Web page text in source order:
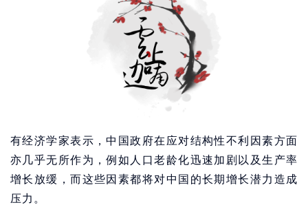
有经济学家表示，中国政府在应对结构性不利因素方面
亦几乎无所作为，例如人口老龄化迅速加剧以及生产率
增长放缓，而这些因素都将对中国的长期增长潜力造成
压力。